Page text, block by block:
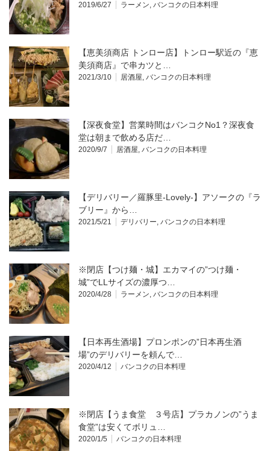
2019/6/27 ラーメン, バンコクの日本料理
【恵美須商店 トンロー店】トンロー駅近の『恵
美須商店』で串カツと…
2021/3/10 居酒屋, バンコクの日本料理
【深夜食堂】営業時間はバンコクNo1？深夜食
堂は朝まで飲める店だ…
2020/9/7 居酒屋, バンコクの日本料理
【デリバリー／羅豚里-Lovely-】アソークの『ラ
ブリー』から…
2021/5/21 デリバリー, バンコクの日本料理
※閉店【つけ麺・城】エカマイの”つけ麺・
城”でLLサイズの濃厚つ…
2020/4/28 ラーメン, バンコクの日本料理
【日本再生酒場】プロンポンの”日本再生酒
場”のデリバリーを頼んで…
2020/4/12 バンコクの日本料理
※閉店【うま食堂 ３号店】プラカノンの”うま
食堂”は安くてボリュ…
2020/1/5 バンコクの日本料理